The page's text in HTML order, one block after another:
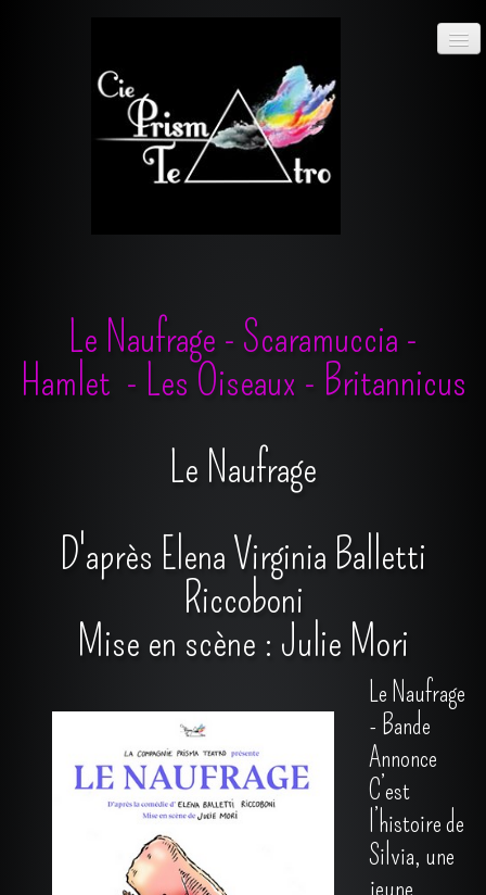
ACTUALITÉS
SPECTACLES
LA COMPAGNIE
PRO▼
Le Naufrage - Scaramuccia -
Hamlet - Les Oiseaux - Britannicus
Le Naufrage
D'après Elena Virginia Balletti
Riccoboni
Mise en scène : Julie Mori
Le Naufrage
- Bande
Annonce
C’est
l’histoire de
Silvia, une
jeune